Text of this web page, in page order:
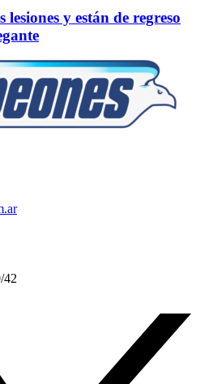
lesiones y están de regreso
42